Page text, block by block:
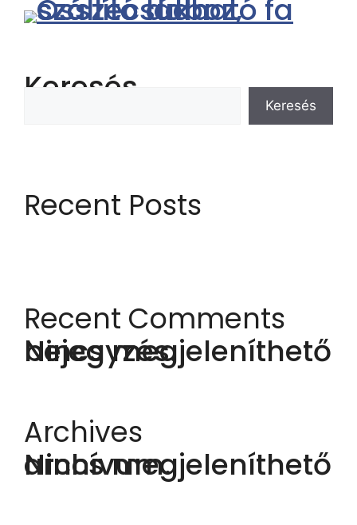
Keresés Keresés
Recent Posts
Recent Comments
Nincs megjeleníthető bejegyzés.
Archives
Nincs megjeleníthető archívum.